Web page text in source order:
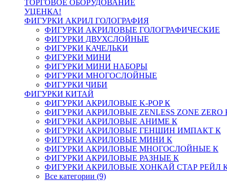
ТОРГОВОЕ ОБОРУДОВАНИЕ
УЦЕНКА!
ФИГУРКИ АКРИЛ ГОЛОГРАФИЯ
ФИГУРКИ АКРИЛОВЫЕ ГОЛОГРАФИЧЕСКИЕ
ФИГУРКИ ДВУХСЛОЙНЫЕ
ФИГУРКИ КАЧЕЛЬКИ
ФИГУРКИ МИНИ
ФИГУРКИ МИНИ НАБОРЫ
ФИГУРКИ МНОГОСЛОЙНЫЕ
ФИГУРКИ ЧИБИ
ФИГУРКИ КИТАЙ
ФИГУРКИ АКРИЛОВЫЕ K-POP К
ФИГУРКИ АКРИЛОВЫЕ ZENLESS ZONE ZERO
ФИГУРКИ АКРИЛОВЫЕ АНИМЕ К
ФИГУРКИ АКРИЛОВЫЕ ГЕНШИН ИМПАКТ К
ФИГУРКИ АКРИЛОВЫЕ МИНИ К
ФИГУРКИ АКРИЛОВЫЕ МНОГОСЛОЙНЫЕ К
ФИГУРКИ АКРИЛОВЫЕ РАЗНЫЕ К
ФИГУРКИ АКРИЛОВЫЕ ХОНКАЙ СТАР РЕЙЛ
Все категории (9)